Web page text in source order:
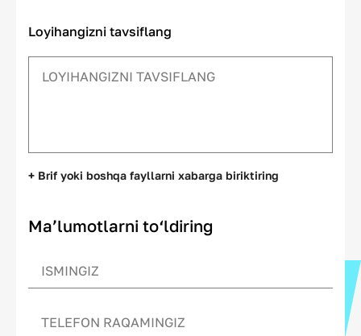
Loyihangizni tavsiflang
+ Brif yoki boshqa fayllarni xabarga biriktiring
Ma’lumotlarni to‘ldiring